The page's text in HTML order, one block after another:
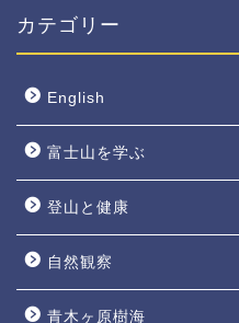
カテゴリー
English
富士山を学ぶ
登山と健康
自然観察
青木ヶ原樹海